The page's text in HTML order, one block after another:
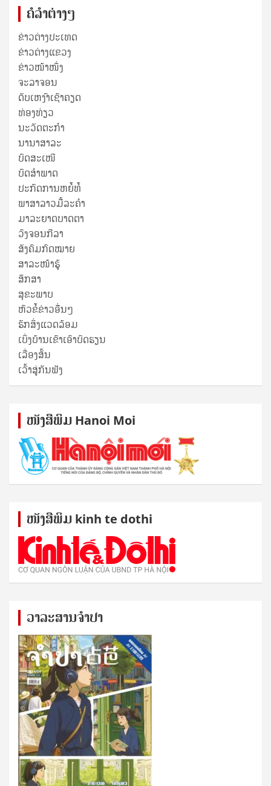
ຄໍລຳຕ່າງໆ
ຂ່າວຕ່າງປະເທດ
ຂ່າວ​ຕ່າງ​ແຂວງ
ຂ່າວໜ້າໜຶ່ງ
ຈະລາຈອນ
ດັບເຫງົາເຊົາຄຽດ
ທ່ອງທ່ຽວ
ນະວັດຕະກໍາ
ນານາສາລະ
ບົດສະເໜີ
ບົດສໍາພາດ
ປະກົດການຫຍໍ້ທໍ້
ພາສາລາວມື້ລະຄຳ
ມາລະຍາດບາດຕາ
ວົງຈອນກີລາ
ສັງຄົມກົດໝາຍ
ສາລະໜ້າຮູ້
ສຶກສາ
ສຸ​ຂະ​ພາບ
ຫົວຂໍ້ຂ່າວອື່ນໆ
ຮັກສິ່ງແວດລ້ອມ
ເບິ່ງບ້ານເຂົາເອົາບົດຮຽນ
ເລື່ອງສັ້ນ
ເວົ້າສູ່ກັນຟັງ
ໜັງ​ສື​ພິມ Hanoi Moi
ໜັງ​ສື​ພິມ kinh te dothi
ວາລະສານຈຳປາ